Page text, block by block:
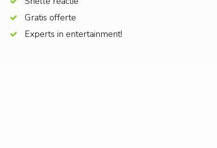
Gratis offerte
Experts in entertainment!